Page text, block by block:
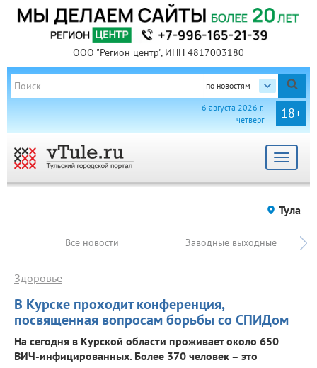
ООО "Регион центр", ИНН 4817003180
по новостям
18+
6 августа 2026 г.
четверг
Toggle
Тула
Все новости Заводные выходные
В Курске проходит конференция,
посвященная вопросам борьбы со СПИДом
Здоровье
На сегодня в Курской области проживает около 650
ВИЧ-инфицированных. Более 370 человек – это